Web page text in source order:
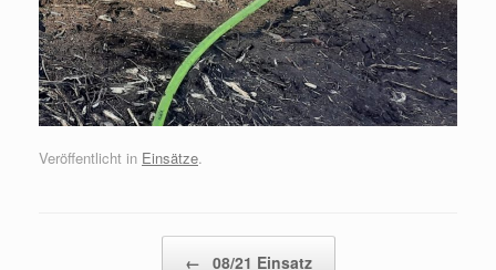
Veröffentlicht in Einsätze.
← 08/21 Einsatz